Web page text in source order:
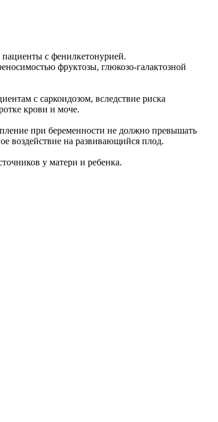
с фенилкетонурией.
фруктозы, глюкозо-галактозной
с саркоидозом, вследствие риска
крови и моче.
при беременности не должно превышать
воздействие на развивающийся плод.
у матери и ребенка.